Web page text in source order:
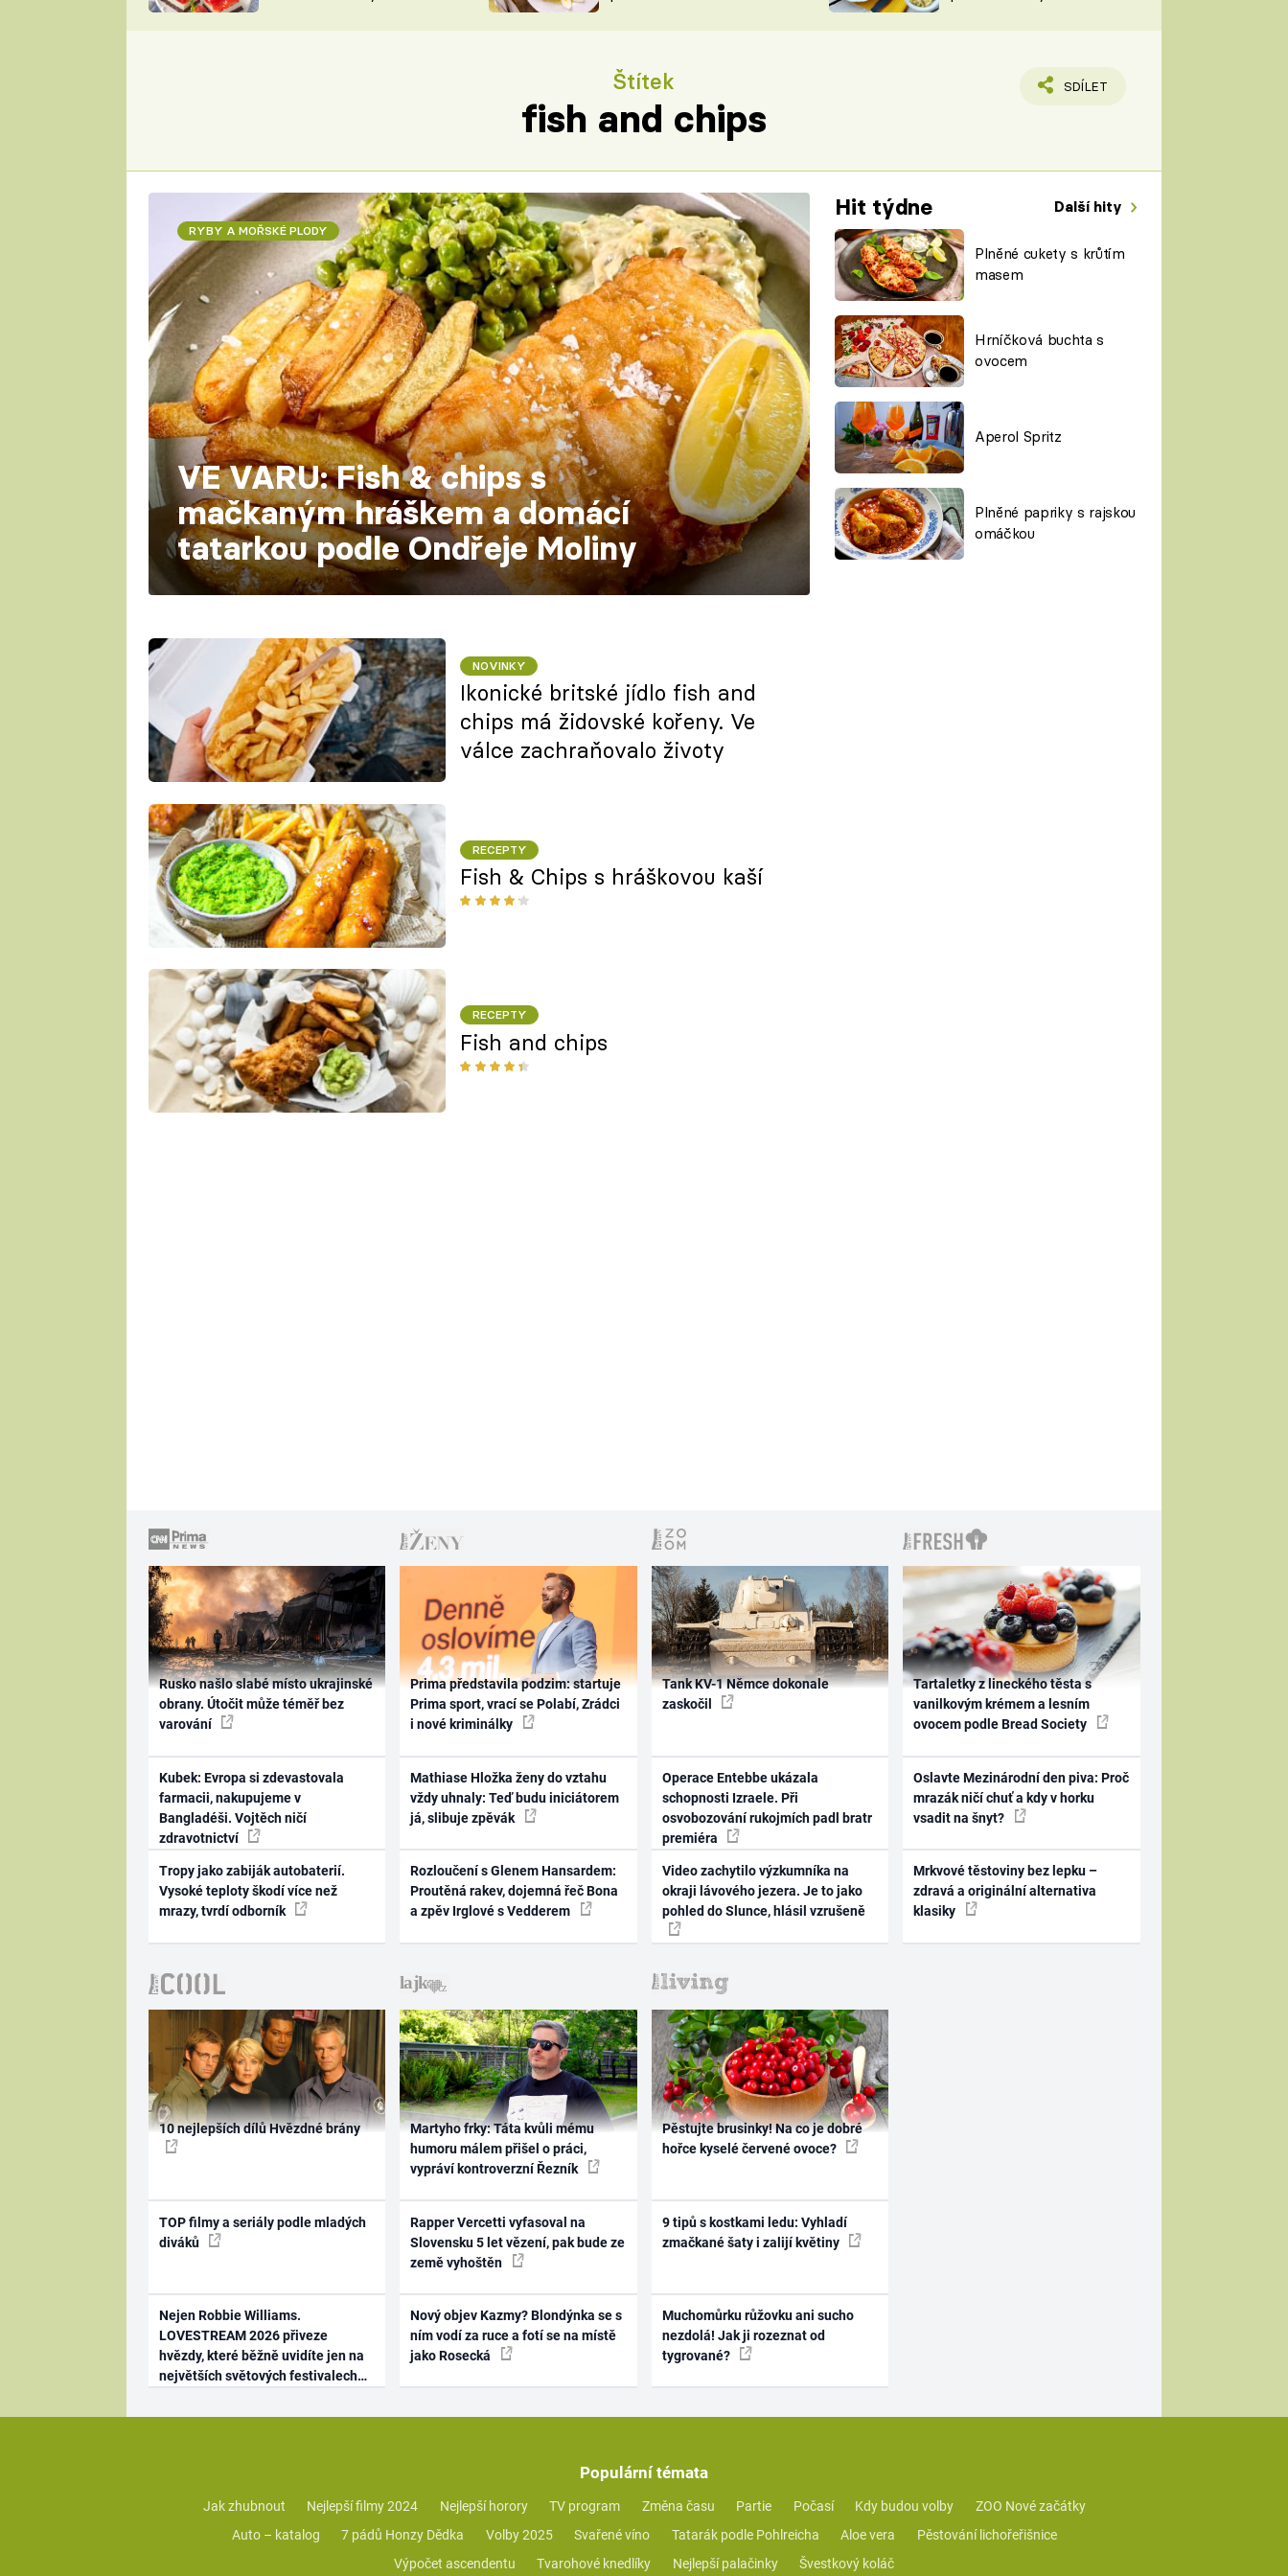
NA NÁKUPECH
ŠÉFREDAKTORKY
Štítek
fish and chips
SDÍLET
Hit týdne Další hity
Plněné cukety s krůtím
masem
Hrníčková buchta s
ovocem
Aperol Spritz
Plněné papriky s rajskou
omáčkou
RYBY A MOŘSKÉ PLODY
VE VARU: Fish & chips s
mačkaným hráškem a domácí
tatarkou podle Ondřeje Moliny
NOVINKY
Ikonické britské jídlo fish and
chips má židovské kořeny. Ve
válce zachraňovalo životy
RECEPTY
Fish & Chips s hráškovou kaší
RECEPTY
Fish and chips
Rusko našlo slabé místo ukrajinské
obrany. Útočit může téměř bez
varování
Kubek: Evropa si zdevastovala
farmacii, nakupujeme v
Bangladéši. Vojtěch ničí
zdravotnictví
Tropy jako zabiják autobaterií.
Vysoké teploty škodí více než
mrazy, tvrdí odborník
Prima představila podzim: startuje
Prima sport, vrací se Polabí, Zrádci
i nové kriminálky
Mathiase Hložka ženy do vztahu
vždy uhnaly: Teď budu iniciátorem
já, slibuje zpěvák
Rozloučení s Glenem Hansardem:
Proutěná rakev, dojemná řeč Bona
a zpěv Irglové s Vedderem
Tank KV-1 Němce dokonale
zaskočil
Operace Entebbe ukázala
schopnosti Izraele. Při
osvobozování rukojmích padl bratr
premiéra
Video zachytilo výzkumníka na
okraji lávového jezera. Je to jako
pohled do Slunce, hlásil vzrušeně
Tartaletky z lineckého těsta s
vanilkovým krémem a lesním
ovocem podle Bread Society
Oslavte Mezinárodní den piva: Proč
mrazák ničí chuť a kdy v horku
vsadit na šnyt?
Mrkvové těstoviny bez lepku –
zdravá a originální alternativa
klasiky
10 nejlepších dílů Hvězdné brány
TOP filmy a seriály podle mladých
diváků
Nejen Robbie Williams.
LOVESTREAM 2026 přiveze
hvězdy, které běžně uvidíte jen na
největších světových festivalech
Martyho frky: Táta kvůli mému
humoru málem přišel o práci,
vypráví kontroverzní Řezník
Rapper Vercetti vyfasoval na
Slovensku 5 let vězení, pak bude ze
země vyhoštěn
Nový objev Kazmy? Blondýnka se s
ním vodí za ruce a fotí se na místě
jako Rosecká
Pěstujte brusinky! Na co je dobré
hořce kyselé červené ovoce?
9 tipů s kostkami ledu: Vyhladí
zmačkané šaty i zalijí květiny
Muchomůrku růžovku ani sucho
nezdolá! Jak ji rozeznat od
tygrované?
Populární témata
Jak zhubnout Nejlepší filmy 2024 Nejlepší horory TV program Změna času Partie Počasí Kdy budou volby
ZOO Nové začátky
Auto – katalog
7 pádů Honzy Dědka Volby 2025 Svařené víno Tatarák podle Pohlreicha Aloe vera
Pěstování lichořeřišnice
Výpočet ascendentu
Tvarohové knedlíky Nejlepší palačinky Švestkový koláč